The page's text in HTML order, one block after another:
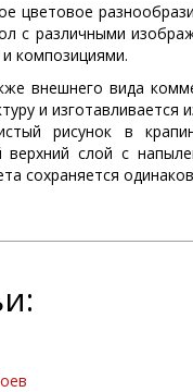
цветовое
с различными
композициями.
внешнего вида
и изготавливается
рисунок в
слой с
сохраняется